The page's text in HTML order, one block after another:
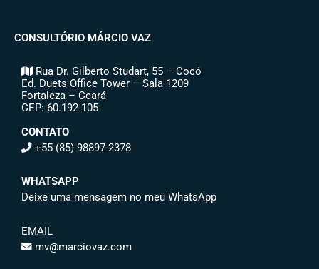
CONSULTÓRIO MÁRCIO VAZ
Rua Dr. Gilberto Studart, 55 – Cocó
Ed. Duets Office Tower – Sala 1209
Fortaleza – Ceará
CEP: 60.192-105
CONTATO
+55 (85) 98897-2378
WHATSAPP
Deixe uma mensagem no meu WhatsApp
EMAIL
mv@marciovaz.com